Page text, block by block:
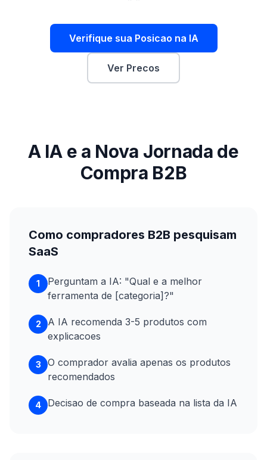
Content
e análises
Verifique sua Posicao na IA
Ver Precos
A IA e a Nova Jornada de
Compra B2B
Como compradores B2B pesquisam
SaaS
1
Perguntam a IA: "Qual e a melhor
ferramenta de [categoria]?"
2
A IA recomenda 3-5 produtos com
explicacoes
3
O comprador avalia apenas os produtos
recomendados
4 Decisao de compra baseada na lista da IA